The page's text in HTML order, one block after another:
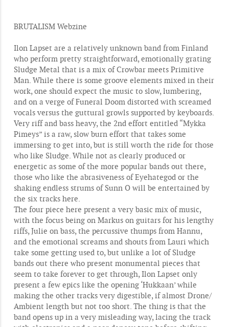
BRUTALISM Webzine
Ilon Lapset are a relatively unknown band from Finland
who perform pretty straightforward, emotionally grating
Sludge Metal that is a mix of Crowbar meets Primitive
Man. While there is some groove elements mixed in their
work, one should expect the music to slow, lumbering,
and on a verge of Funeral Doom distorted with screamed
vocals versus the guttural growls supported by keyboards.
Very riff and bass heavy, the 2nd effort entitled “Mykka
Pimeys” is a raw, slow burn effort that takes some
immersing to get into, but is still worth the ride for those
who like Sludge. While not as clearly produced or
energetic as some of the more popular bands out there,
those who like the abrasiveness of Eyehategod or the
shaking endless strums of Sunn O will be entertained by
the six tracks here.
The four piece here present a very basic mix of music,
with the focus being on Markus on guitars for his lengthy
riffs, Julie on bass, the percussive thumps from Hannu,
and the emotional screams and shouts from Lauri which
take some getting used to, but unlike a lot of Sludge
bands out there who present monumental pieces that
seem to take forever to get through, Ilon Lapset only
present a few epics like the opening ‘Hukkaan’ while
making the other tracks very digestible, if almost Drone/
Ambient length but not too short. The thing is that the
band opens up in a very misleading way, lacing the track